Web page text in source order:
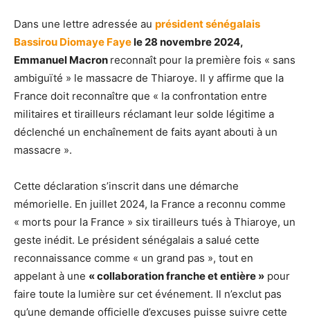
Dans une lettre adressée au président sénégalais
Bassirou Diomaye Fayele 28 novembre 2024,
Emmanuel Macron reconnaît pour la première fois « sans
ambiguïté » le massacre de Thiaroye. Il y affirme que la
France doit reconnaître que « la confrontation entre
militaires et tirailleurs réclamant leur solde légitime a
déclenché un enchaînement de faits ayant abouti à un
massacre ».
Cette déclaration s’inscrit dans une démarche
mémorielle. En juillet 2024, la France a reconnu comme
« morts pour la France » six tirailleurs tués à Thiaroye, un
geste inédit. Le président sénégalais a salué cette
reconnaissance comme « un grand pas », tout en
appelant à une « collaboration franche et entière » pour
faire toute la lumière sur cet événement. Il n’exclut pas
qu’une demande officielle d’excuses puisse suivre cette